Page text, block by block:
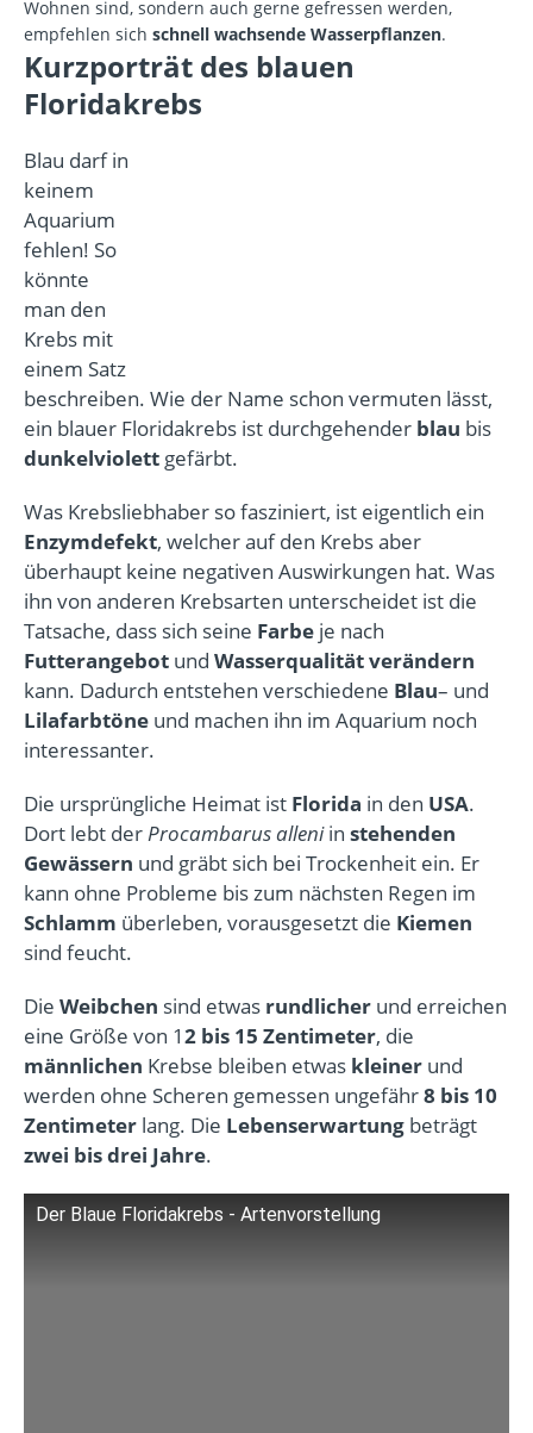
Wohnen sind, sondern auch gerne gefressen werden,
empfehlen sich schnell wachsende Wasserpflanzen.
Kurzporträt des blauen
Floridakrebs
Blau darf in
keinem
Aquarium
fehlen! So
könnte
man den
Krebs mit
einem Satz
beschreiben. Wie der Name schon vermuten lässt,
ein blauer Floridakrebs ist durchgehender blau bis
dunkelviolett gefärbt.
Was Krebsliebhaber so fasziniert, ist eigentlich ein
Enzymdefekt, welcher auf den Krebs aber
überhaupt keine negativen Auswirkungen hat. Was
ihn von anderen Krebsarten unterscheidet ist die
Tatsache, dass sich seine Farbe je nach
Futterangebot und Wasserqualitätverändern
kann. Dadurch entstehen verschiedene Blau– und
Lilafarbtöne und machen ihn im Aquarium noch
interessanter.
Die ursprüngliche Heimat ist Florida in den USA.
Dort lebt derProcambarus alleniin stehenden
Gewässern und gräbt sich bei Trockenheit ein. Er
kann ohne Probleme bis zum nächsten Regen im
Schlamm überleben, vorausgesetzt die Kiemen
sind feucht.
Die Weibchen sind etwas rundlicher und erreichen
eine Größe von 12 bis 15 Zentimeter, die
männlichen Krebse bleiben etwas kleiner und
werden ohne Scheren gemessen ungefähr8 bis 10
Zentimeter lang. Die Lebenserwartung beträgt
zwei bis drei Jahre.
Der Blaue Floridakrebs - Artenvorstellung